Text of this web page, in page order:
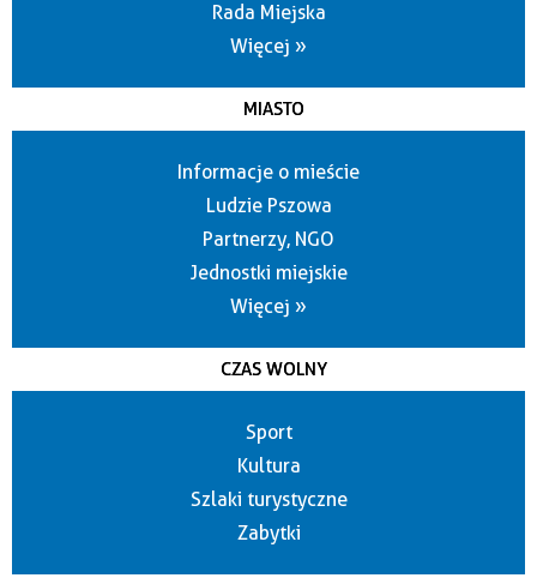
Rada Miejska
Więcej »
MIASTO
Informacje o mieście
Ludzie Pszowa
Partnerzy, NGO
Jednostki miejskie
Więcej »
CZAS WOLNY
Sport
Kultura
Szlaki turystyczne
Zabytki